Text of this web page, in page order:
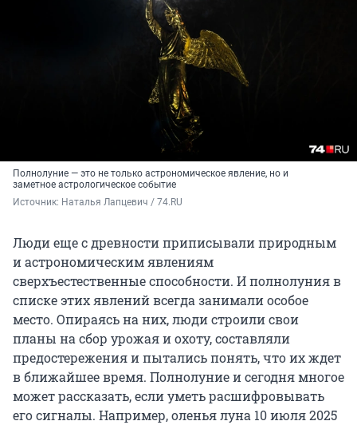
Полнолуние — это не только астрономическое явление, но и
заметное астрологическое событие
Источник: Наталья Лапцевич / 74.RU
Люди еще с древности приписывали природным
и астрономическим явлениям
сверхъестественные способности. И полнолуния в
списке этих явлений всегда занимали особое
место. Опираясь на них, люди строили свои
планы на сбор урожая и охоту, составляли
предостережения и пытались понять, что их ждет
в ближайшее время. Полнолуние и сегодня многое
может рассказать, если уметь расшифровывать
его сигналы. Например, оленья луна 10 июля 2025